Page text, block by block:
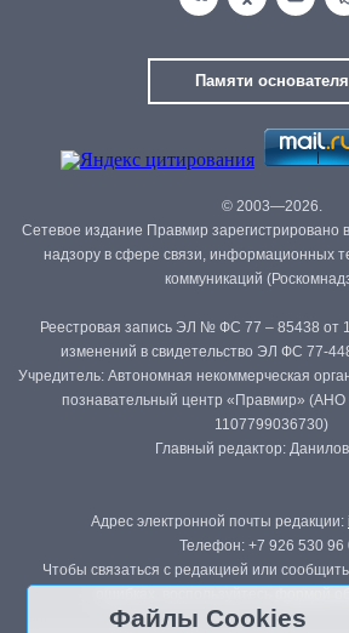
Памяти основателя
© 2003—2026.
Сетевое издание Правмир зарегистрировано
надзору в сфере связи, информационных
коммуникаций
Реестровая запись ЭЛ № ФС 77 – 85438 от
изменений в свидетельство ЭЛ ФС 77-
Учредитель: Автономная некоммерческая
познавательный центр «Правмир»
1107799036730)
Главный редактор:
Адрес электронной почты редакции:
Телефон: +7 926 530 96
Чтобы связаться с редакцией или
Файлы Cookies